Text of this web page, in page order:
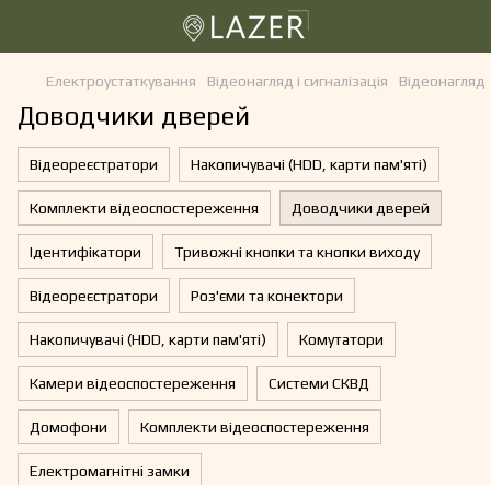
Електроустаткування Відеонагляд і сигналізація Відеонагляд
Доводчики дверей
Відеореєстратори Накопичувачі (HDD, карти пам'яті)
Комплекти відеоспостереження Доводчики дверей
Ідентифікатори Тривожні кнопки та кнопки виходу
Відеореєстратори Роз'єми та конектори
Накопичувачі (HDD, карти пам'яті) Комутатори
Камери відеоспостереження Системи СКВД
Домофони Комплекти відеоспостереження
Електромагнітні замки